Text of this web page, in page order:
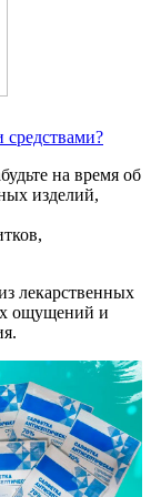
средствами?
на время об
изделий,
лекарственных
ощущений и